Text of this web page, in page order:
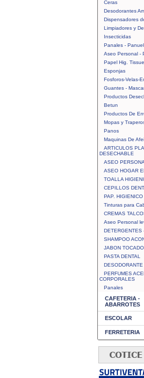
Ceras
Desodorantes
Dispensadores
Limpiadores y
Insecticidas
Panales -
Aseo Personal -
Papel Hig.
Esponjas
Fosforos-Velas-
Guantes -
Productos
Betun
Productos De
Mopas y
Panos
Maquinas De
ARTICULOS
DESECHABLE
ASEO
ASEO HOGAR
TOALLA
CEPILLOS
PAP. HIGIENICO
Tinturas para
CREMAS
Aseo Personal
DETERGENTES
SHAMPOO
JABON
PASTA DENTAL
DESODORANTE
PERFUMES
CORPORALES
Panales
CAFETERIA -
ABARROTES
ESCOLAR
FERRETERIA